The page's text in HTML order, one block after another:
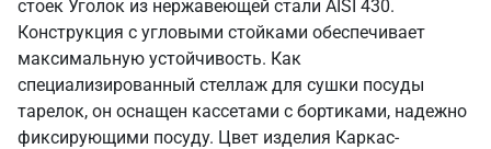
стоек Уголок из нержавеющей стали AISI 430.
Конструкция с угловыми стойками обеспечивает
максимальную устойчивость. Как
специализированный стеллаж для сушки посуды
тарелок, он оснащен кассетами с бортиками, надежно
фиксирующими посуду. Цвет изделия Каркас-